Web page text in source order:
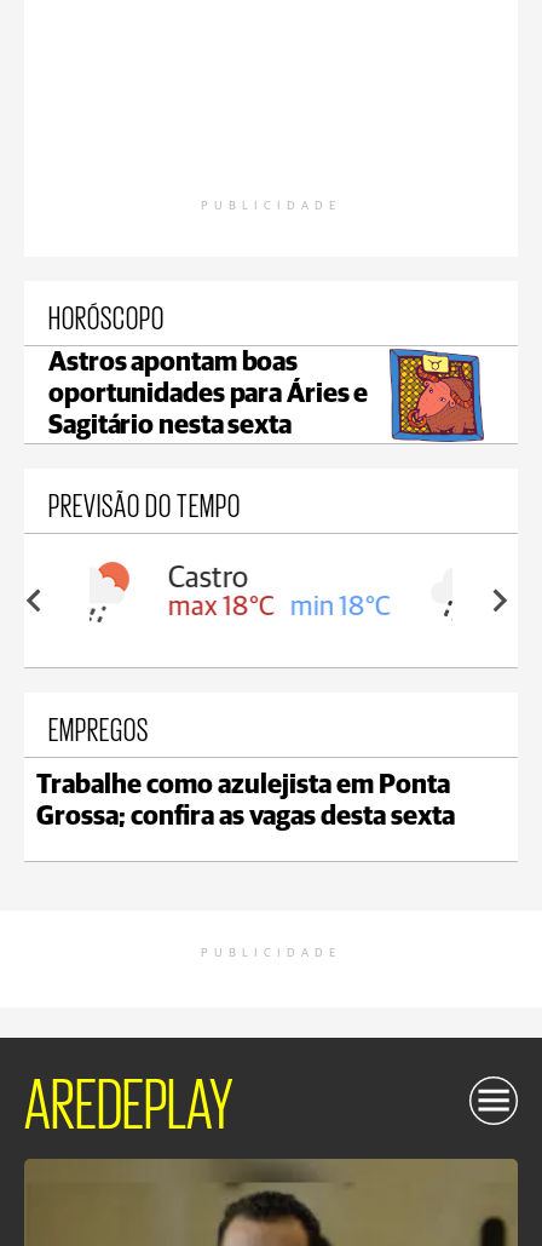
PUBLICIDADE
HORÓSCOPO
Astros apontam boas
oportunidades para Áries e
Sagitário nesta sexta
PREVISÃO DO TEMPO
18°C
Carambeí
max 18°C min 17°C
EMPREGOS
Trabalhe como azulejista em Ponta
Grossa; confira as vagas desta sexta
PUBLICIDADE
AREDEPLAY